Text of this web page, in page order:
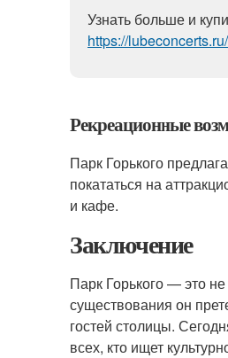
Узнать больше и
https://
Рекреационные
Парк Горького
покататься на
и кафе.
Заключение
Парк Горького — это
существования он
гостей столицы.
всех, кто ищет